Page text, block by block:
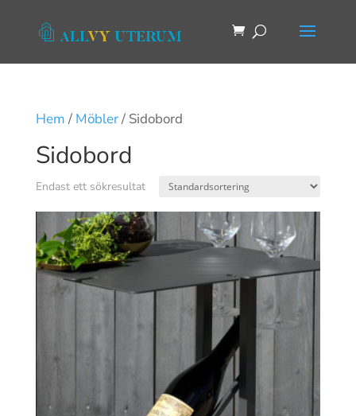
Hem/ Möbler/ Sidobord
Sidobord
Endast ett sökresultat